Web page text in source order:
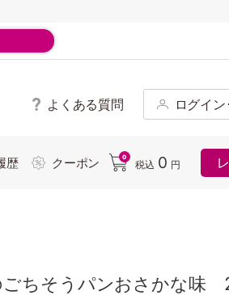
よくある質問 ログイ
歴 クーポン 0
税込 0 円
ちそうパンおさかな味